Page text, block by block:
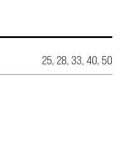
25, 28, 33, 40, 50